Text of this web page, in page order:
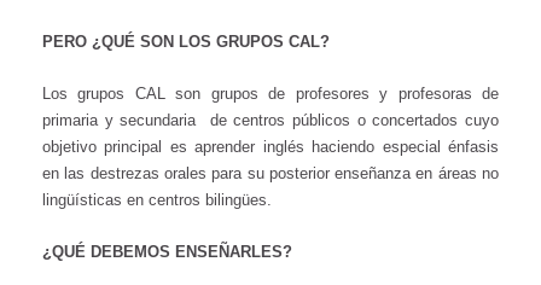
PERO ¿QUÉ SON LOS GRUPOS CAL?
Los grupos CAL son grupos de profesores y profesoras de
primaria y secundaria de centros públicos o concertados cuyo
objetivo principal es aprender inglés haciendo especial énfasis
en las destrezas orales para su posterior enseñanza en áreas no
lingüísticas en centros bilingües.
¿QUÉ DEBEMOS ENSEÑARLES?